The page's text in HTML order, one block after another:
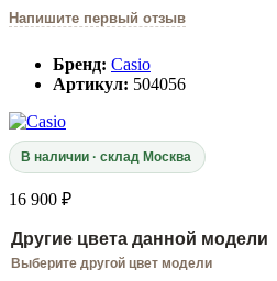
Напишите первый отзыв
Бренд: Casio
Артикул: 504056
В наличии · склад Москва
16 900 ₽
Другие цвета данной модели
Выберите другой цвет модели